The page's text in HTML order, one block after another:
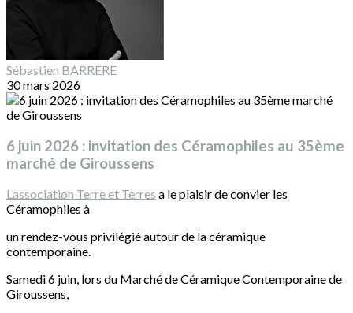
Sébastien BARRERE
30 mars 2026
6 juin 2026 : invitation des Céramophiles au 35ème
marché de Giroussens
L’association Terre et Terres a le plaisir de convier les
Céramophiles à
un rendez-vous privilégié autour de la céramique
contemporaine.
Samedi 6 juin, lors du Marché de Céramique Contemporaine de
Giroussens,